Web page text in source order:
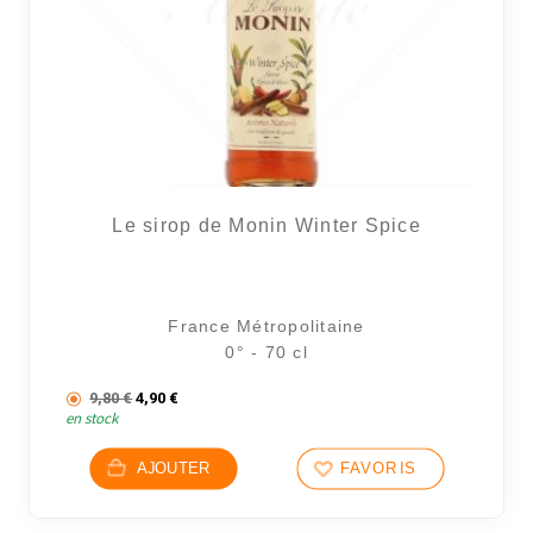
Le sirop de Monin Winter Spice
France Métropolitaine
0° - 70 cl
9,80€Le prix initial était : 9,80 €.
4,90 €Le prix actuel est : 4,90 €.
en stock
AJOUTER FAVORIS